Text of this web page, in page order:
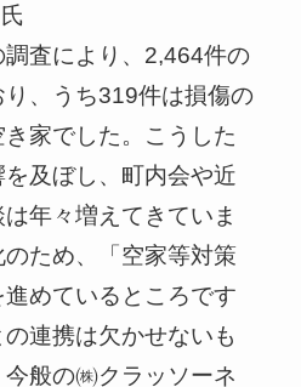
査により、2,464件の
、うち319件は損傷の
家でした。こうした
及ぼし、町内会や近
年々増えてきていま
ため、「空家等対策
めているところです
連携は欠かせないも
般の㈱クラッソーネ